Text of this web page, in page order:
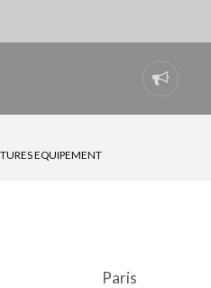
Signaler
un
EQUIPEMENT
Paris